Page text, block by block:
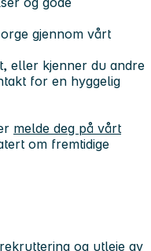
gjennom vårt
eller kjenner du andre
for en hyggelig
melde deg på vårt
om fremtidige
og utleie av